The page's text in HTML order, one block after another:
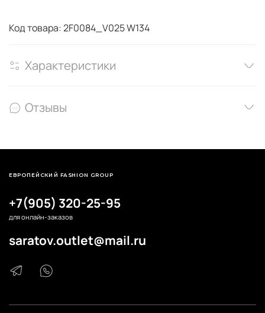
Код товара: 2F0084_V025 W134
Характеристики
Отзывы
+7(905) 320-25-95
для онлайн-заказов
saratov.outlet@mail.ru
ЕВРОПЕЙСКИЙ FASHION GROUP